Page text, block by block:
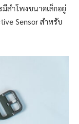
มีลำโพงขนาดเล็กอยู่
Sensor สำหรับ